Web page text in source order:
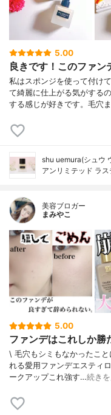
5.00
良きです！このファン
私はスポンジを使って付け
て綺麗に仕上がる気がする
する感じが好きです。毛穴
shu uemura(シュウ
アンリミテッド ラ
美容ブロガー
まみやこ
5.00
ファンデはこれしか勝
\ 毛穴もシミもなかったこ
れる愛用ファンデ⁡エスティ
ークアップ⁡⁡これ強す…続き